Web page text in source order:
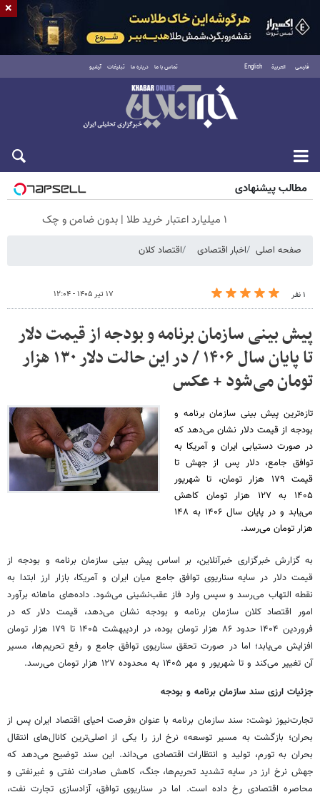
فارسی العربية English تماس با ما درباره ما تبلیغات آرشیو
جمعه ۱۶ مرداد ۱۴۰۵
مطالب پیشنهادی
۱ میلیارد اعتبار خرید طلا | بدون ضامن و چک
صفحه اصلی اخبار اقتصادی اقتصاد کلان
۱ نفر ۱۷ تیر ۱۴۰۵ - ۱۲:۰۴
پیش بینی سازمان برنامه و بودجه از قیمت دلار
تا پایان سال ۱۴۰۶ / در این حالت دلار ۱۳۰ هزار
تومان می‌شود + عکس
تازه‌ترین پیش بینی سازمان برنامه و
بودجه از قیمت دلار نشان می‌دهد که
در صورت دستیابی ایران و آمریکا به
توافق جامع، دلار پس از جهش تا
قیمت ۱۷۹ هزار تومان، تا شهریور
۱۴۰۵ به ۱۲۷ هزار تومان کاهش
می‌یابد و در پایان سال ۱۴۰۶ به ۱۴۸
هزار تومان می‌رسد.
به گزارش خبرگزاری خبرآنلاین، بر اساس پیش بینی سازمان برنامه و بودجه از
قیمت دلار در سایه سناریوی توافق جامع میان ایران و آمریکا، بازار ارز ابتدا به
نقطه التهاب می‌رسد و سپس وارد فاز عقب‌نشینی می‌شود. داده‌های ماهانه برآورد
امور اقتصاد کلان سازمان برنامه و بودجه نشان می‌دهد، قیمت دلار که در
فروردین ۱۴۰۴ حدود ۸۶ هزار تومان بوده، در اردیبهشت ۱۴۰۵ تا ۱۷۹ هزار تومان
افزایش می‌یابد؛ اما در صورت تحقق سناریوی توافق جامع و رفع تحریم‌ها، مسیر
آن تغییر می‌کند و تا شهریور و مهر ۱۴۰۵ به محدوده ۱۲۷ هزار تومان می‌رسد.
جزئیات ارزی سند سازمان برنامه و بودجه
تجارت‌نیوز نوشت: سند سازمان برنامه با عنوان «فرصت احیای اقتصاد ایران پس از
بحران؛ بازگشت به مسیر توسعه» نرخ ارز را یکی از اصلی‌ترین کانال‌های انتقال
بحران به تورم، تولید و انتظارات اقتصادی می‌داند. این سند توضیح می‌دهد که
جهش نرخ ارز در سایه تشدید تحریم‌ها، جنگ، کاهش صادرات نفتی و غیرنفتی و
محاصره اقتصادی رخ داده است. اما در سناریوی توافق، آزادسازی تجارت نفت،
×